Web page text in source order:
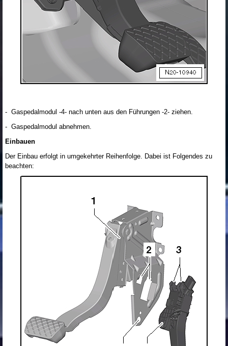
- Gaspedalmodul -4- nach unten aus den Führungen -2- ziehen.
- Gaspedalmodul abnehmen.
Einbauen
Der Einbau erfolgt in umgekehrter Reihenfolge. Dabei ist Folgendes zu
beachten: